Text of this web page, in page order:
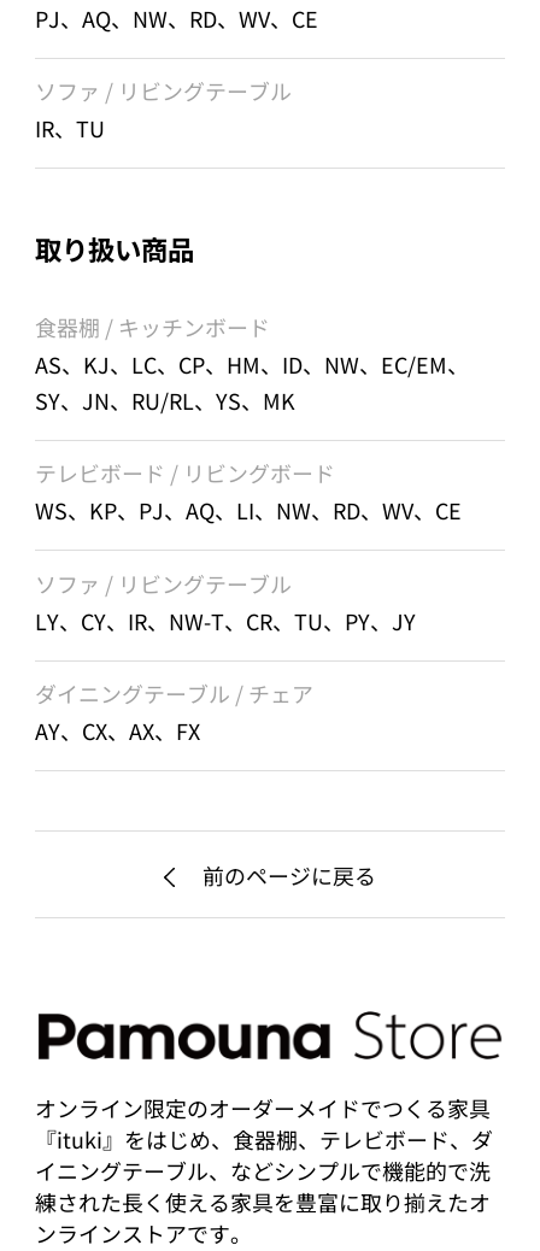
PJ、AQ、NW、RD、WV、CE
ソファ / リビングテーブル
IR、TU
取り扱い商品
食器棚 / キッチンボード
AS、KJ、LC、CP、HM、ID、NW、EC/EM、
SY、JN、RU/RL、YS、MK
テレビボード / リビングボード
WS、KP、PJ、AQ、LI、NW、RD、WV、CE
ソファ / リビングテーブル
LY、CY、IR、NW-T、CR、TU、PY、JY
ダイニングテーブル / チェア
AY、CX、AX、FX
前のページに戻る
オンライン限定のオーダーメイドでつくる家具
『ituki』をはじめ、食器棚、テレビボード、ダ
イニングテーブル、などシンプルで機能的で洗
練された長く使える家具を豊富に取り揃えたオ
ンラインストアです。